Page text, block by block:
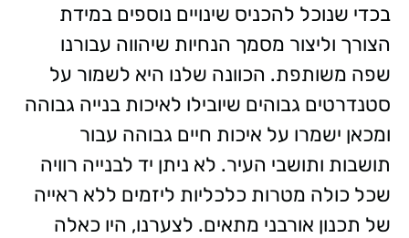
בכדי שנוכל להכניס שינויים נוספים במידת
הצורך וליצור מסמך הנחיות שיהווה עבורנו
שפה משותפת. הכוונה שלנו היא לשמור על
סטנדרטים גבוהים שיובילו לאיכות בנייה גבוהה
ומכאן ישמרו על איכות חיים גבוהה עבור
תושבות ותושבי העיר. לא ניתן יד לבנייה רוויה
שכל כולה מטרות כלכליות ליזמים ללא ראייה
של תכנון אורבני מתאים. לצערנו, היו כאלה